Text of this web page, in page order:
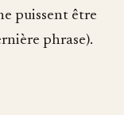
puissent être
phrase).